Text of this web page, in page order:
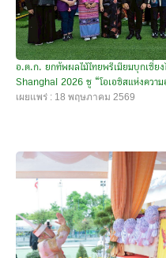
อ.ต.ก. ยกทัพผลไม้ไทยพรีเมียมบุกเซี่ย
Shanghai 2026 ชู “โอเอซิสแห่งควา
เผยแพร่ : 18 พฤษภาคม 2569